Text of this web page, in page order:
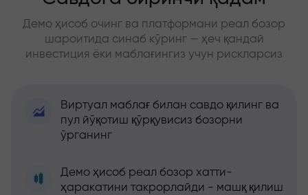
Демо ҳисоб очинг ва платформани реал бозор
шароитида синаб кўринг — ҳеч қандай
инвестиция ёки маблағингиз учун рискларсиз
Виртуал маблағ билан савдо қилинг ва
пул йўқотиш қўрқувисиз бозорни
ўрганинг
Демо ҳисоб реал бозор хатти-
ҳаракатини такрорлайди - машқ қилиш